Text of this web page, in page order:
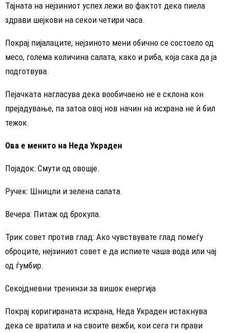
Тајната на нејзиниот успех лежи во фактот дека пиела
здрави шејкови на секои четири часа.
Покрај пијалаците, нејзиното мени обично се состоело од
месо, голема количина салата, како и риба, која сака да ја
подготвува.
Пејачката нагласува дека вообичаено не е склона кон
прејадување, па затоа овој нов начин на исхрана не ѝ бил
тежок.
Ова е менито на Неда Украден
Појадок: Смути од овошје.
Ручек: Шницли и зелена салата.
Вечера: Питаж од брокула.
Трик совет против глад: Ако чувствувате глад помеѓу
оброците, нејзиниот совет е да испиете чаша вода или чај
од ѓумбир.
Секојдневни тренинзи за вишок енергија
Покрај коригираната исхрана, Неда Украден истакнува
дека се вратила и на своите вежби, кои сега ги прави